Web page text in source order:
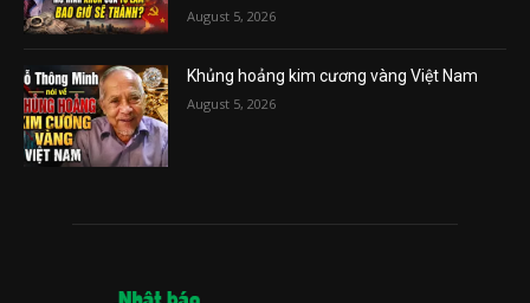
August 5, 2026
Khủng hoảng kim cương vàng Việt Nam
August 5, 2026